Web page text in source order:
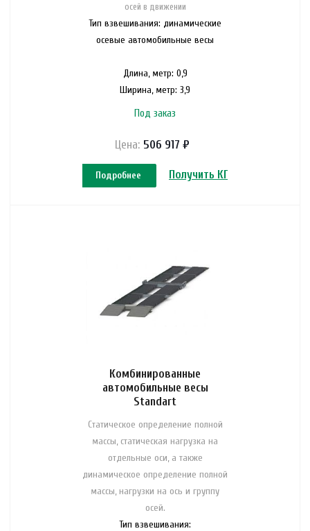
осей в движении
Тип взвешивания: динамические
осевые автомобильные весы
Длина, метр: 0,9
Ширина, метр: 3,9
Под заказ
Цена: 506 917 ₽
Подробнее Получить КП
Комбинированные
автомобильные весы
Standart
Статическое определение полной
массы, статическая нагрузка на
отдельные оси, а также
динамическое определение полной
массы, нагрузки на ось и группу
осей.
Тип взвешивания: